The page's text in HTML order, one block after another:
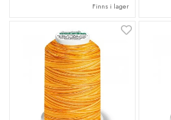
Finns i lager